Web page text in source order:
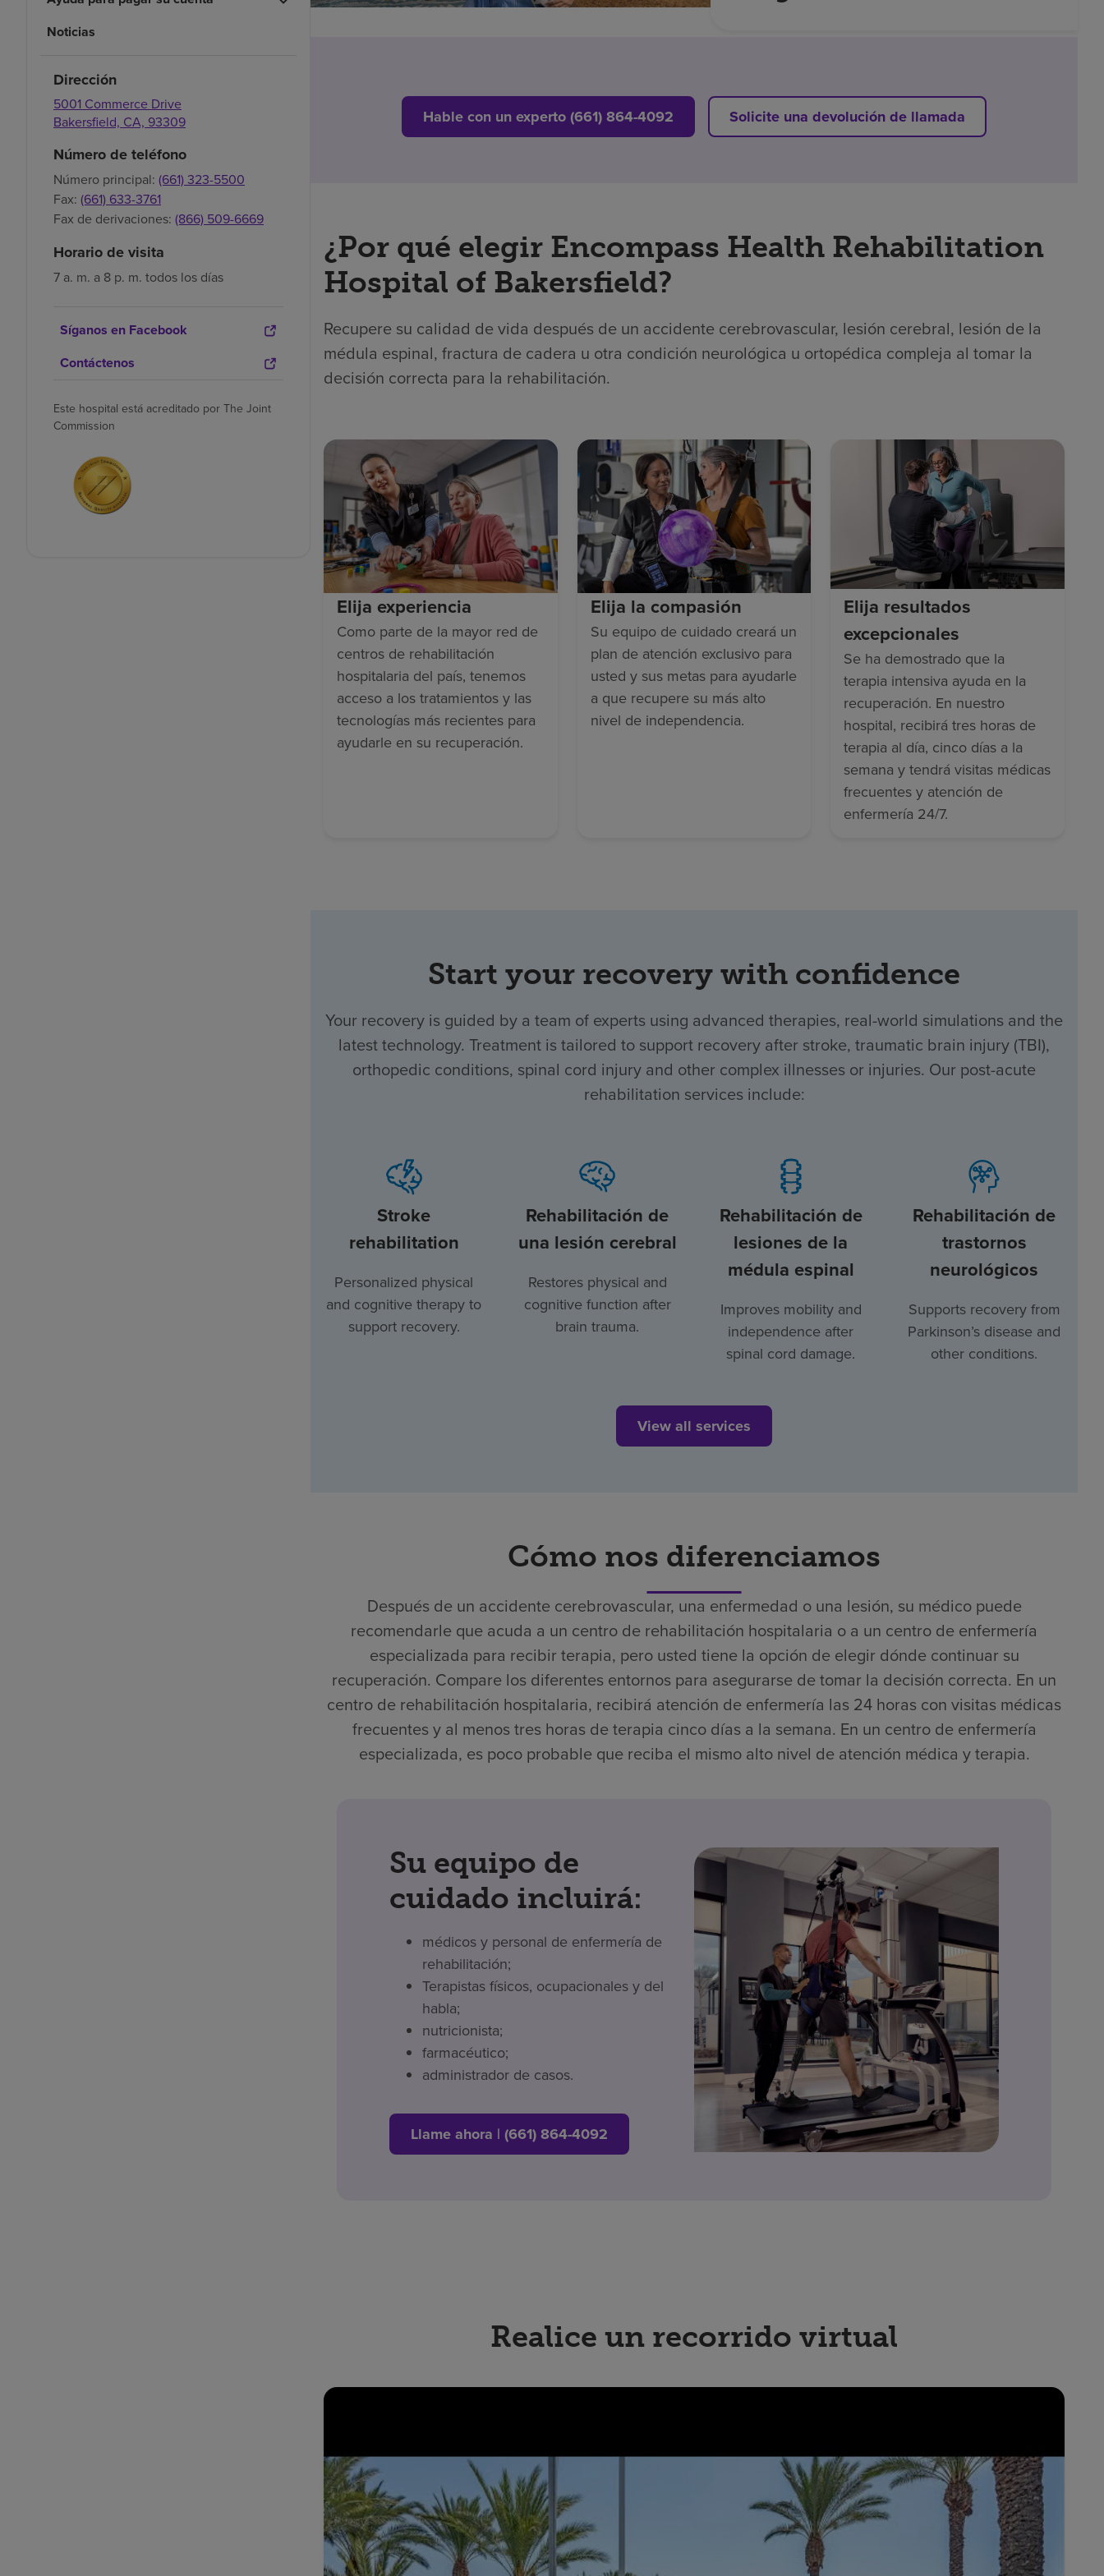
Noticias
Dirección
5001 Commerce Drive
Bakersfield, CA, 93309
Número de teléfono
Número principal: (661) 323-5500
Fax: (661) 633-3761
Fax de derivaciones: (866) 509-6669
Horario de visita
7 a. m. a 8 p. m. todos los días
Síganos en Facebook
Contáctenos
Este hospital está acreditado por The Joint
Commission
Hable con un experto (661) 864-4092 Solicite una devolución de llamada
¿Por qué elegir Encompass Health Rehabilitation
Hospital of Bakersfield?
Recupere su calidad de vida después de un accidente cerebrovascular, lesión cerebral, lesión de la
médula espinal, fractura de cadera u otra condición neurológica u ortopédica compleja al tomar la
decisión correcta para la rehabilitación.
Elija experiencia
Como parte de la mayor red de
centros de rehabilitación
hospitalaria del país, tenemos
acceso a los tratamientos y las
tecnologías más recientes para
ayudarle en su recuperación.
Elija la compasión
Su equipo de cuidado creará un
plan de atención exclusivo para
usted y sus metas para ayudarle
a que recupere su más alto
nivel de independencia.
Elija resultados
excepcionales
Se ha demostrado que la
terapia intensiva ayuda en la
recuperación. En nuestro
hospital, recibirá tres horas de
terapia al día, cinco días a la
semana y tendrá visitas médicas
frecuentes y atención de
enfermería 24/7.
Start your recovery with confidence
Your recovery is guided by a team of experts using advanced therapies, real-world simulations and the
latest technology. Treatment is tailored to support recovery after stroke, traumatic brain injury (TBI),
orthopedic conditions, spinal cord injury and other complex illnesses or injuries. Our post-acute
rehabilitation services include:
Stroke
rehabilitation
Personalized physical
and cognitive therapy to
support recovery.
Rehabilitación de
una lesión cerebral
Restores physical and
cognitive function after
brain trauma.
Rehabilitación de
lesiones de la
médula espinal
Improves mobility and
independence after
spinal cord damage.
Rehabilitación de
trastornos
neurológicos
Supports recovery from
Parkinson’s disease and
other conditions.
View all services
Cómo nos diferenciamos
Después de un accidente cerebrovascular, una enfermedad o una lesión, su médico puede
recomendarle que acuda a un centro de rehabilitación hospitalaria o a un centro de enfermería
especializada para recibir terapia, pero usted tiene la opción de elegir dónde continuar su
recuperación. Compare los diferentes entornos para asegurarse de tomar la decisión correcta. En un
centro de rehabilitación hospitalaria, recibirá atención de enfermería las 24 horas con visitas médicas
frecuentes y al menos tres horas de terapia cinco días a la semana. En un centro de enfermería
especializada, es poco probable que reciba el mismo alto nivel de atención médica y terapia.
Su equipo de
cuidado incluirá:
médicos y personal de enfermería de
rehabilitación;
Terapistas físicos, ocupacionales y del
habla;
nutricionista;
farmacéutico;
administrador de casos.
Llame ahora | (661) 864-4092
Realice un recorrido virtual